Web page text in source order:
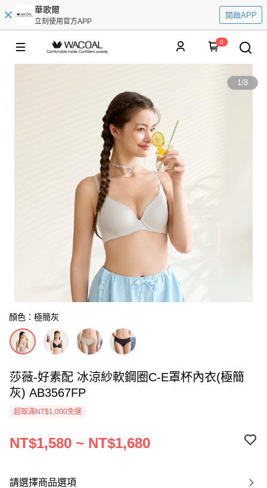
華歌爾
立刻使用官方APP
開啟APP
0
1/8
顏色：極簡灰
莎薇-好素配 冰涼紗軟鋼圈C-E罩杯內衣(極簡
灰) AB3567FP
超取滿NT$1,000免運
NT$1,580 ~ NT$1,680
請選擇商品選項